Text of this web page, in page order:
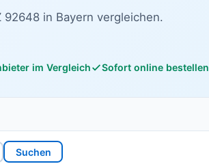
92648 in Bayern vergleichen.
im Vergleich Sofort online bestellen
Suchen